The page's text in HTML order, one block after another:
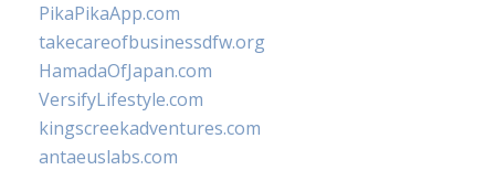
PikaPikaApp.com
takecareofbusinessdfw.org
HamadaOfJapan.com
VersifyLifestyle.com
kingscreekadventures.com
antaeuslabs.com